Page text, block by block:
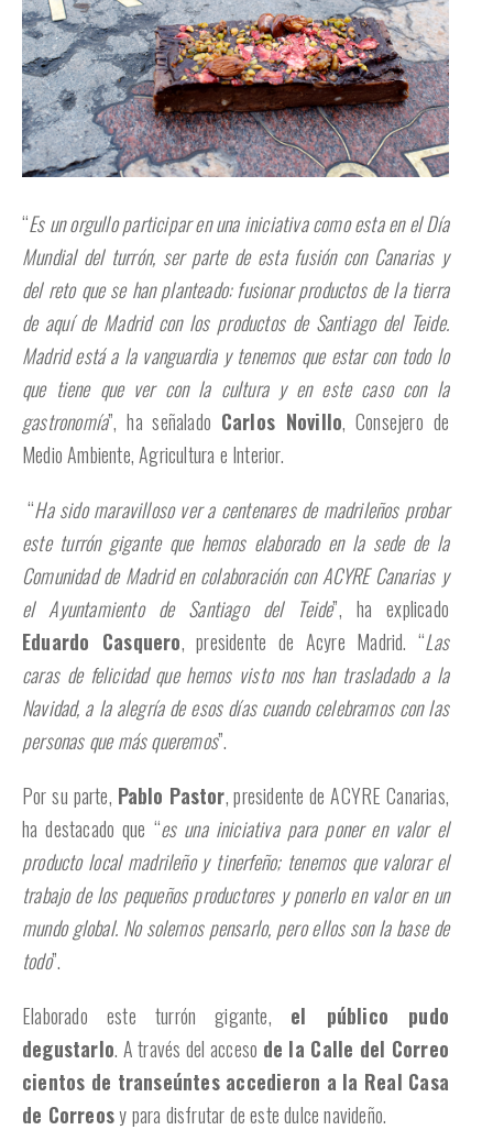
“Es un orgullo participar en una iniciativa como esta en el Día
Mundial del turrón, ser parte de esta fusión con Canarias y
del reto que se han planteado: fusionar productos de la tierra
de aquí de Madrid con los productos de Santiago del Teide.
Madrid está a la vanguardia y tenemos que estar con todo lo
que tiene que ver con la cultura y en este caso con la
gastronomía”, ha señalado Carlos Novillo, Consejero de
Medio Ambiente, Agricultura e Interior.
“Ha sido maravilloso ver a centenares de madrileños probar
este turrón gigante que hemos elaborado en la sede de la
Comunidad de Madrid en colaboración con ACYRE Canarias y
el Ayuntamiento de Santiago del Teide”, ha explicado
Eduardo Casquero, presidente de Acyre Madrid. “Las
caras de felicidad que hemos visto nos han trasladado a la
Navidad, a la alegría de esos días cuando celebramos con las
personas que más queremos”.
Por su parte, Pablo Pastor, presidente de ACYRE Canarias,
ha destacado que “es una iniciativa para poner en valor el
producto local madrileño y tinerfeño; tenemos que valorar el
trabajo de los pequeños productores y ponerlo en valor en un
mundo global. No solemos pensarlo, pero ellos son la base de
todo”.
Elaborado este turrón gigante, el público pudo
degustarlo. A través del acceso de la Calle del Correo
cientos de transeúntes accedieron a la Real Casa
de Correosy para disfrutar de este dulce navideño.